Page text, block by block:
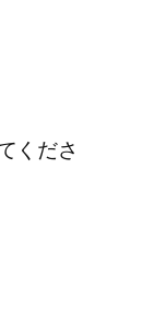
くださ